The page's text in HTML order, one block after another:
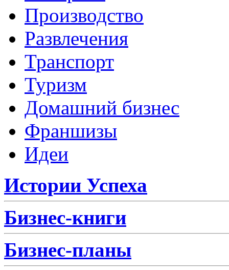
Производство
Развлечения
Транспорт
Туризм
Домашний бизнес
Франшизы
Идеи
Истории Успеха
Бизнес-книги
Бизнес-планы